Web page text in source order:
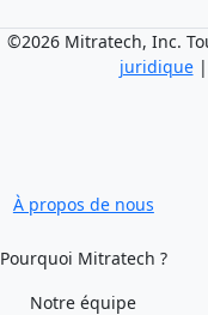
©2026 Mitratech, Inc.
juridique|
À propos de nous
Pourquoi Mitratech ?
Notre équipe